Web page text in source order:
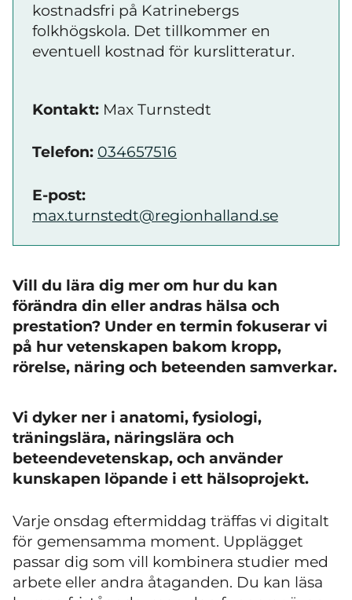
kostnadsfri på Katrinebergs
folkhögskola. Det tillkommer en
eventuell kostnad för kurslitteratur.
Kontakt: Max Turnstedt
Telefon: 034657516
E-post:
max.turnstedt@regionhalland.se
Vill du lära dig mer om hur du kan
förändra din eller andras hälsa och
prestation? Under en termin fokuserar vi
på hur vetenskapen bakom kropp,
rörelse, näring och beteenden samverkar.
Vi dyker ner i anatomi, fysiologi,
träningslära, näringslära och
beteendevetenskap, och använder
kunskapen löpande i ett hälsoprojekt.
Varje onsdag eftermiddag träffas vi digitalt
för gemensamma moment. Upplägget
passar dig som vill kombinera studier med
arbete eller andra åtaganden. Du kan läsa